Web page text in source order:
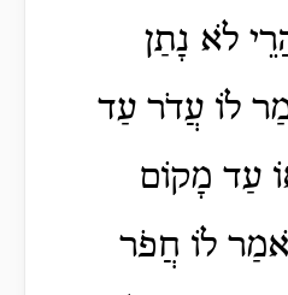
לֹא נָתַן
לוֹ עֲדֹר עַד
עַד מָקוֹם
לוֹ חֲפֹר